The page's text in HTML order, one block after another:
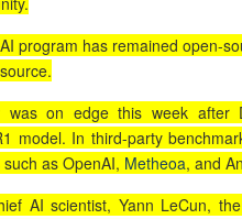
program has remained open-
was on edge this week after
model. In third-party
as OpenAI, Metheoa, and
AI scientist, Yann LeCun,